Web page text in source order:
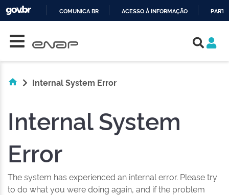
COMUNICA BR ACESSO À INFORMAÇÃO
Internal System Error
Internal System
Error
The system has experienced an internal error. Please try
to do what you were doing again, and if the problem